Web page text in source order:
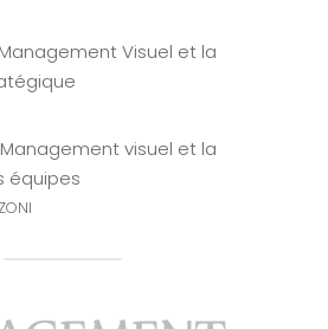
Visuel et la
Management visuel et la
équipes